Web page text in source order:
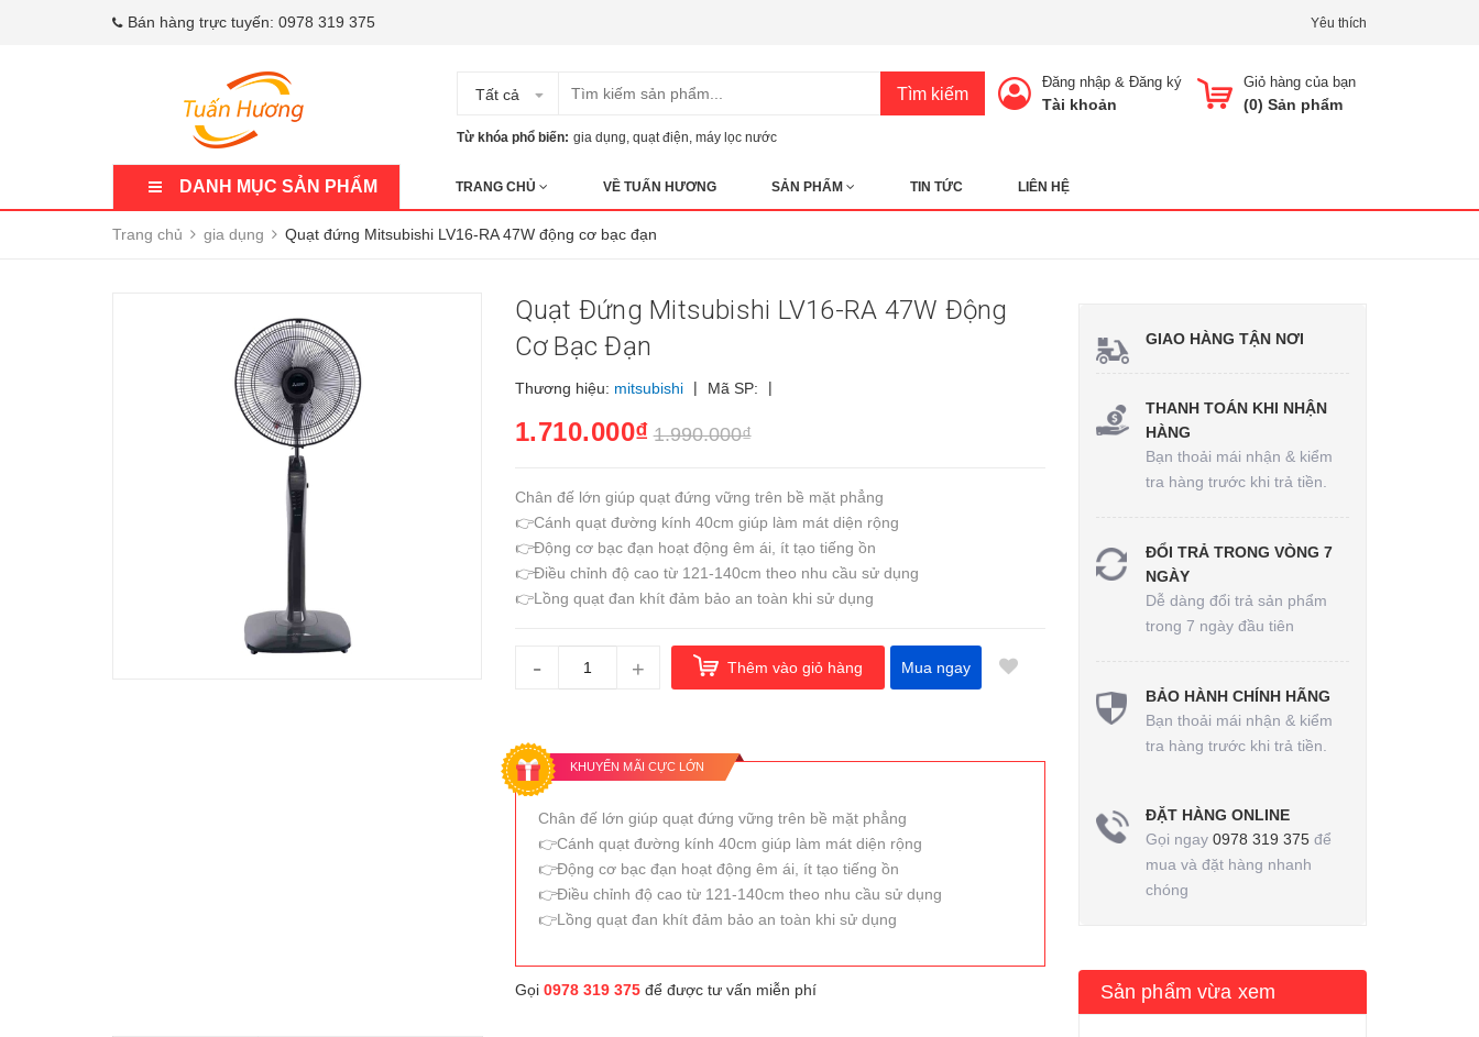
Bán hàng trực tuyến: 0978 319 375 Yêu thích
Tất cả Tìm kiếm
Từ khóa phổ biến: gia dụng, quạt điện, máy lọc nước
Giỏ hàng của bạn
(0) Sản phẩm
Đăng nhập & Đăng ký
Tài khoản
DANH MỤC SẢN PHẨM TRANG CHỦ VỀ TUẤN HƯƠNG SẢN PHẨM TIN TỨC LIÊN HỆ
Trang chủ gia dụng Quạt đứng Mitsubishi LV16-RA 47W động cơ bạc đạn
Quạt Đứng Mitsubishi LV16-RA 47W Động
Cơ Bạc Đạn
Thương hiệu: mitsubishi | Mã SP: |
1.710.000₫ 1.990.000₫
Chân đế lớn giúp quạt đứng vững trên bề mặt phẳng
👉Cánh quạt đường kính 40cm giúp làm mát diện rộng
👉Động cơ bạc đạn hoạt động êm ái, ít tạo tiếng ồn
👉Điều chỉnh độ cao từ 121-140cm theo nhu cầu sử dụng
👉Lồng quạt đan khít đảm bảo an toàn khi sử dụng
- + Thêm vào giỏ hàng Mua ngay
KHUYẾN MÃI CỰC LỚN
Chân đế lớn giúp quạt đứng vững trên bề mặt phẳng
👉Cánh quạt đường kính 40cm giúp làm mát diện rộng
👉Động cơ bạc đạn hoạt động êm ái, ít tạo tiếng ồn
👉Điều chỉnh độ cao từ 121-140cm theo nhu cầu sử dụng
👉Lồng quạt đan khít đảm bảo an toàn khi sử dụng
Gọi 0978 319 375để được tư vấn miễn phí
GIAO HÀNG TẬN NƠI
THANH TOÁN KHI NHẬN
HÀNG
Bạn thoải mái nhận & kiểm
tra hàng trước khi trả tiền.
ĐỔI TRẢ TRONG VÒNG 7
NGÀY
Dễ dàng đổi trả sản phẩm
trong 7 ngày đầu tiên
BẢO HÀNH CHÍNH HÃNG
Bạn thoải mái nhận & kiểm
tra hàng trước khi trả tiền.
ĐẶT HÀNG ONLINE
Gọi ngay 0978 319 375để
mua và đặt hàng nhanh
chóng
Sản phẩm vừa xem